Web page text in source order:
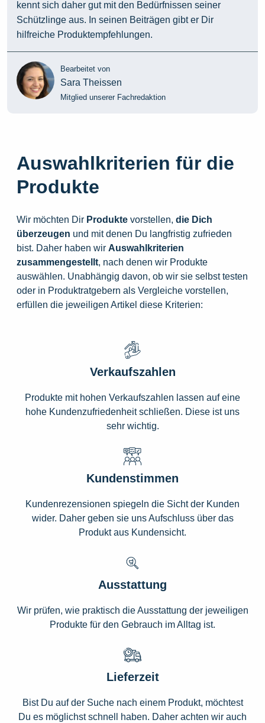
kennt sich daher gut mit den Bedürfnissen seiner
Schützlinge aus. In seinen Beiträgen gibt er Dir
hilfreiche Produktempfehlungen.
Bearbeitet von
Sara Theissen
Mitglied unserer Fachredaktion
Auswahlkriterien für die
Produkte
Wir möchten Dir Produkte vorstellen, die Dich
überzeugen und mit denen Du langfristig zufrieden
bist. Daher haben wir Auswahlkriterien
zusammengestellt, nach denen wir Produkte
auswählen. Unabhängig davon, ob wir sie selbst testen
oder in Produktratgebern als Vergleiche vorstellen,
erfüllen die jeweiligen Artikel diese Kriterien:
Verkaufszahlen
Produkte mit hohen Verkaufszahlen lassen auf eine
hohe Kundenzufriedenheit schließen. Diese ist uns
sehr wichtig.
Kundenstimmen
Kundenrezensionen spiegeln die Sicht der Kunden
wider. Daher geben sie uns Aufschluss über das
Produkt aus Kundensicht.
Ausstattung
Wir prüfen, wie praktisch die Ausstattung der jeweiligen
Produkte für den Gebrauch im Alltag ist.
Lieferzeit
Bist Du auf der Suche nach einem Produkt, möchtest
Du es möglichst schnell haben. Daher achten wir auch